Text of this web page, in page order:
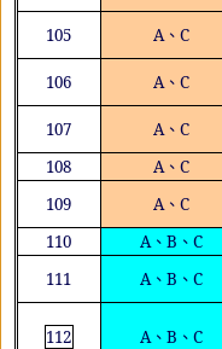
105 A、C
106 A、C
107 A、C
108
A、C
109
A、C
110
A、B 、C
111
A、B 、C
112 A、B 、C